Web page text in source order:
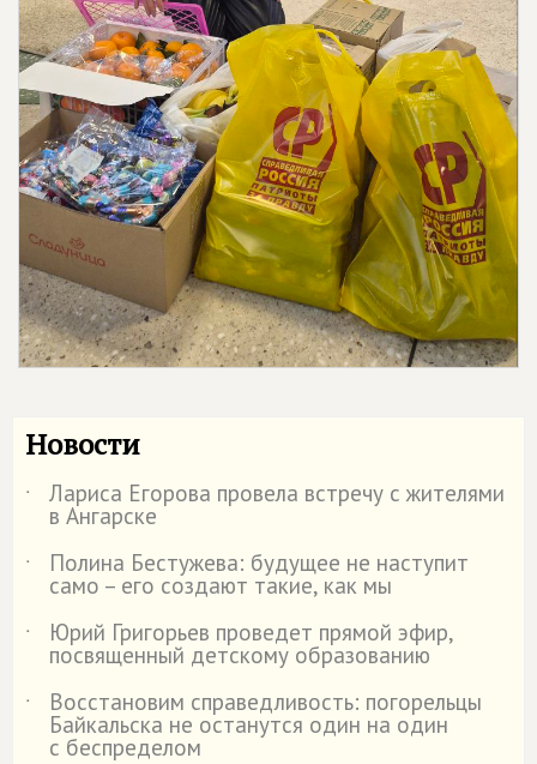
Новости
˙ Лариса Егорова провела встречу с жителями
в Ангарске
˙
Полина Бестужева: будущее не наступит
само – его создают такие, как мы
˙
Юрий Григорьев проведет прямой эфир,
посвященный детскому образованию
˙
Восстановим справедливость: погорельцы
Байкальска не останутся один на один
с беспределом